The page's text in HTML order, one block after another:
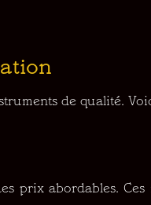
de qualité.
prix abordables. Ces